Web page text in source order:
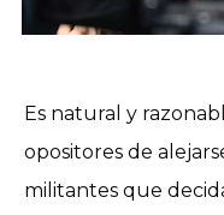
Es natural y
opositores de
militantes que